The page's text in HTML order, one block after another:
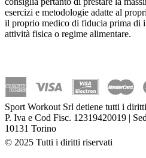
esercizi e metodologie adatte al
il proprio medico di fiducia prima di
attività fisica o regime alimentare.
Sport Workout Srl detiene tutti i
P. Iva e Cod Fisc. 12319420019 |
10131 Torino
© 2025 Tutti i diritti riservati